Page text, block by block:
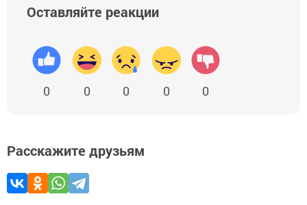
Оставляйте реакции
0 0 0 0 0
Расскажите друзьям